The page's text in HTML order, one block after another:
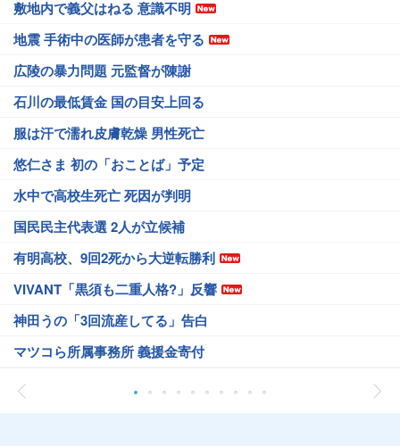
敷地内で義父はねる 意識不明
地震 手術中の医師が患者を守る
広陵の暴力問題 元監督が陳謝
石川の最低賃金 国の目安上回る
服は汗で濡れ皮膚乾燥 男性死亡
悠仁さま 初の「おことば」予定
水中で高校生死亡 死因が判明
国民民主代表選 2人が立候補
有明高校、9回2死から大逆転勝利
VIVANT「黒須も二重人格?」反響
神田うの「3回流産してる」告白
マツコら所属事務所 義援金寄付